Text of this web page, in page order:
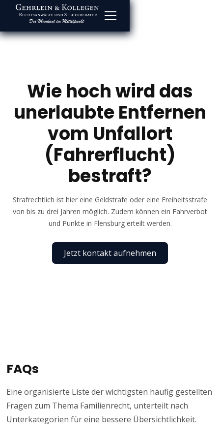
Wie hoch wird das
unerlaubte Entfernen
vom Unfallort
(Fahrerflucht)
bestraft?
Strafrechtlich ist hier eine Geldstrafe oder eine Freiheitsstrafe
von bis zu drei Jahren möglich. Zudem können ein Fahrverbot
und Punkte in Flensburg erteilt werden.
Jetzt kontakt aufnehmen
FAQs
Eine organisierte Liste der wichtigsten häufig gestellten
Fragen zum Thema Familienrecht, unterteilt nach
Unterkategorien für eine bessere Übersichtlichkeit.